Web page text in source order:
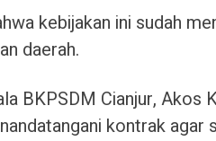
kebijakan ini sudah
daerah.
BKPSDM Cianjur, Akos
kontrak